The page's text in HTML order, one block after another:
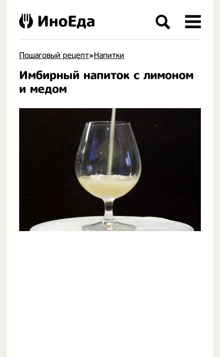
Пошаговый рецепт»Напитки
Имбирный напиток с лимоном
и медом
ИноЕда